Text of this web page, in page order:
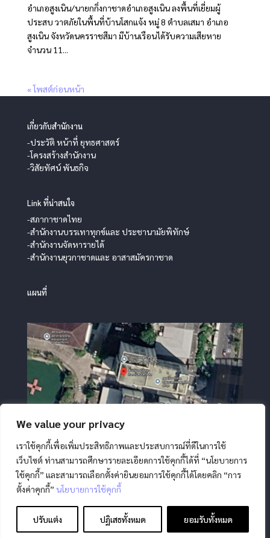
We value your privacy
เราใช้คุกกี้เพื่อเพิ่มประสิทธิภาพและประสบการณ์ที่ดีในการใช้
เว็บไซต์ ท่านสามารถศึกษารายละเอียดการใช้คุกกี้ได้ที่ “นโยบายการ
ใช้คุกกี้” และสามารถเลือกตั้งค่ายินยอมการใช้คุกกี้ได้โดยคลิก “การ
ตั้งค่าคุกกี้” นโยบายการใช้คุกกี้
ปรับแต่ง ปฏิเสธทั้งหมด ยอมรับทั้งหมด
อำเภอสูงเนิน/นายกกิ่งกาชาดอำเภอสูงเนิน ลงพื้นที่เยี่ยมผู้
ประสบ วาตภัยในพื้นที่บ้านโสกแจ้ง หมู่ 8 ตำบลเสมา อำเภอ
สูงเนิน จังหวัดนครราชสีมา มีบ้านเรือนได้รับความเสียหาย
จำนวน 11...
« โพสต์ก่อนหน้า
เกี่ยวกับสำนักงาน
-ประวัติ หน้าที่ ยุทธศาสตร์
-โครงสร้างสำนักงาน
-วิสัยทัศน์ พันธกิจ
Link ที่น่าสนใจ
-สภากาชาดไทย
-สำนักงานบรรเทาทุกข์และ ประชานามัยพิทักษ์
-สำนักงานจัดหารายได้
-สำนักงานยุวกาชาดและ อาสาสมัครกาชาด
แผนที่
สงวนลิขสิทธิ์ โดย สภากาชาดไทย |